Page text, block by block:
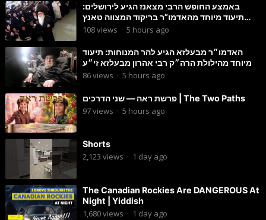
באמצע החופש הרבי מצאנז הגיע לירושלים:
תיעוד מיוחד מהאדמו”ר בריקוד המצווה טאנץ
בשמחת בית סטרפקוב
108views · 5 hours ago
האדמו״ר מבעלזא הגיע להר המנוחות: תיעוד
מיוחד מהילולת הרה״ק רבי אהרון מבעלזא זי״ע
86views · 5 hours ago
פרשת ראה — שני הדרכים | The Two Paths
97views · 5 hours ago
Shorts
2,123 views · 1 day ago
The Canadian Rockies Are DANGEROUS At
Night | Yiddish
1,680views · 1 day ago